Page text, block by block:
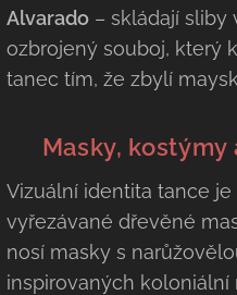
Alvarado– skládají sliby
ozbrojený souboj, který
tanec tím, že zbylí
🎭 Masky,
Vizuální identita tance
vyřezávané dřevěné
nosí masky s
inspirovaných